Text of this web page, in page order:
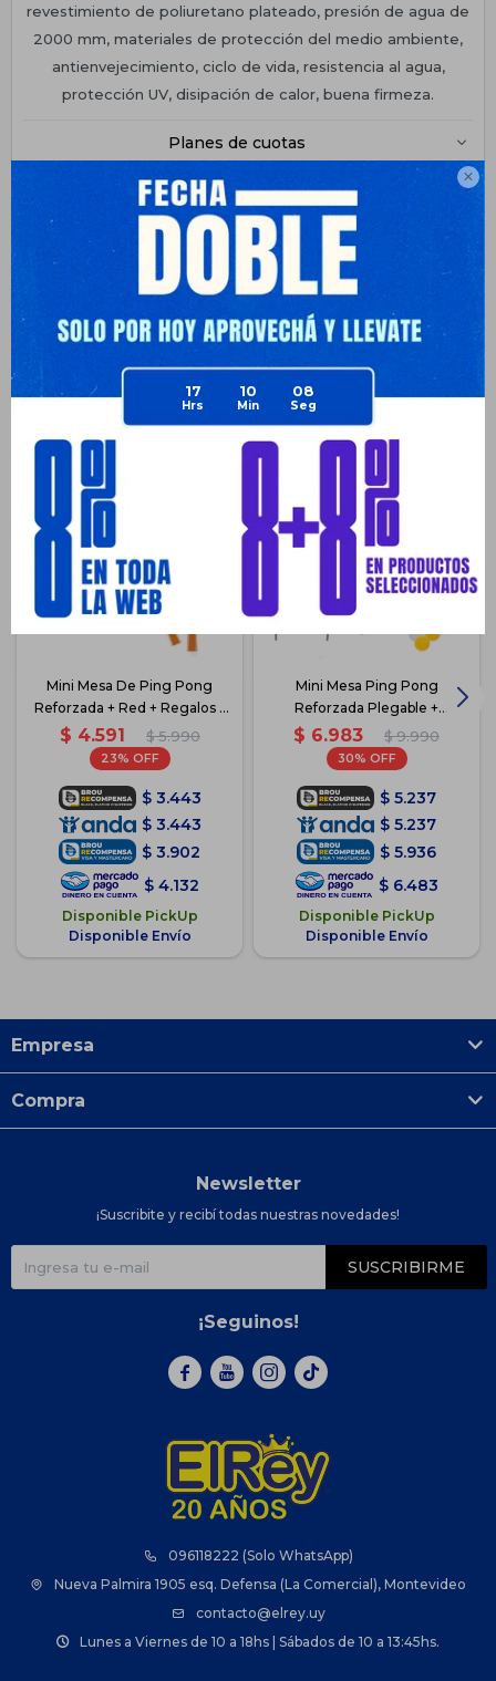

17 10 07
revestimiento de poliuretano plateado, presión de agua de
2000 mm, materiales de protección del medio ambiente,
antienvejecimiento, ciclo de vida, resistencia al agua,
protección UV, disipación de calor, buena firmeza.
Planes de cuotas
Envíos
Medios de pago
Productos que te pueden interesar
Mini Mesa De Ping Pong
Reforzada + Red + Regalos -
Azul
$ 4.591 $ 5.990
23
$ 3.443
$ 3.443
$ 3.902
$ 4.132
Disponible PickUp
Disponible Envío
Mini Mesa Ping Pong
Reforzada Plegable +
Accesorios
$ 6.983 $ 9.990
30
$ 5.237
$ 5.237
$ 5.936
$ 6.483
Disponible PickUp
Disponible Envío
096118222 (Solo WhatsApp)
Nueva Palmira 1905 esq. Defensa (La Comercial), Montevideo
contacto@elrey.uy
Lunes a Viernes de 10 a 18hs | Sábados de 10 a 13:45hs.
Empresa
Compra
Newsletter
¡Suscribite y recibí todas nuestras novedades!
SUSCRIBIRME
¡Seguinos!
  